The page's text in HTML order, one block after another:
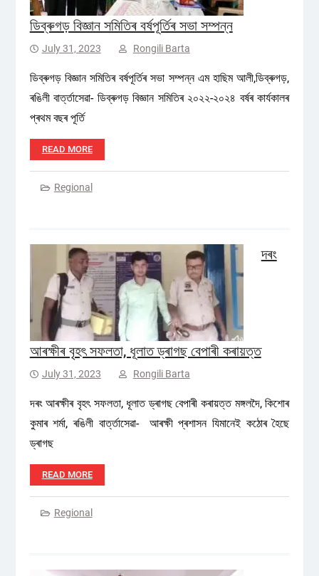
ডিব্ৰুগড় বিজ্ঞান সমিতিৰ বৰ্ষপূৰ্তিৰ সভা সম্পন্ন
July 31, 2023 Rongili Barta
ডিব্ৰুগড় বিজ্ঞান সমিতিৰ বৰ্ষপূৰ্তিৰ সভা সম্পন্ন এম হাছিম আলী,ডিব্ৰুগড়,
ৰঙিলী বাৰ্ত্তাসেৱা- ডিব্ৰুগড় বিজ্ঞান সমিতিৰ ২০২২-২০২৪ বৰ্ষৰ কাৰ্যকালৰ
প্ৰথম বছৰ পূৰ্তি
READ MORE
Regional
দৰং
আৰক্ষীৰ বৃহৎ সফলতা, ধূলাত ড্ৰাগছ বেপাৰী কৰায়ত্ত
July 31, 2023 Rongili Barta
দৰং আৰক্ষীৰ বৃহৎ সফলতা, ধূলাত ড্ৰাগছ বেপাৰী কৰায়ত্ত মঙ্গলদৈ, কিশোৰ
কুমাৰ শৰ্মা, ৰঙিলী বাৰ্ত্তাসেৱা- আৰক্ষী প্ৰশাসন যিমানেই কঠোৰ হৈছে
ড্ৰাগছ
READ MORE
Regional